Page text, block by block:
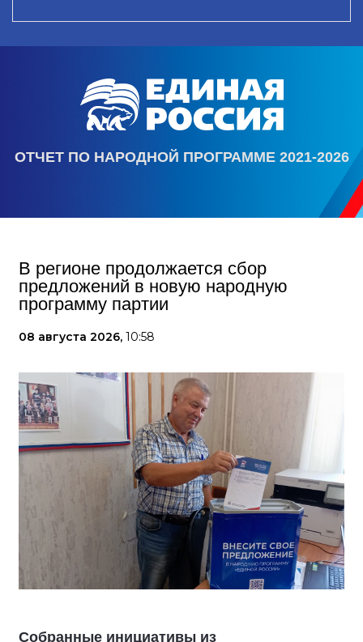
ОТЧЕТ ПО НАРОДНОЙ ПРОГРАММЕ 2021-2026
В регионе продолжается сбор
предложений в новую народную
программу партии
08 августа 2026, 10:58
Собранные инициативы из